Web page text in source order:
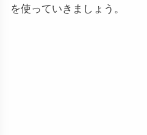
を使っていきましょう。